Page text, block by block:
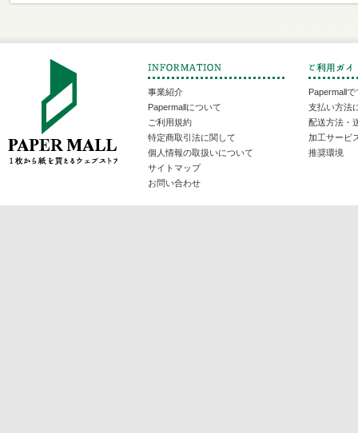
事業紹介
Papermallについて
ご利用規約
特定商取引法に関して
個人情報の取扱いについて
サイトマップ
お問い合わせ
Papermall
支払い方法
配送方法・
加工サービ
推奨環境